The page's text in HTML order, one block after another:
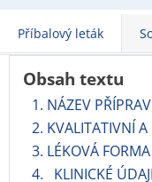
Příbalový leták
Obsah textu
1. NÁZEV
2. KVALITATIVNÍ
3. LÉKOVÁ FORMA
4. KLINICKÉ